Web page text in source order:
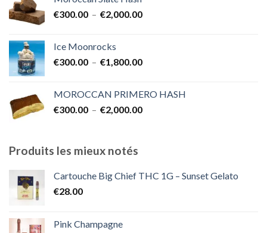
€300.00 – €2,000.00Plage
à
Ice Moonrocks
€300.00 – €1,800.00Plage
€300.00
à
MOROCCAN PRIMERO HASH
€300.00 – €2,000.00Plage
€2,000.00
Produits les mieux notés
Cartouche Big Chief THC 1G – Sunset Gelato
€28.00
Pink Champagne